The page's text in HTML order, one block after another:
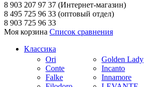
8 903 207 97 37 (Интернет-магазин)
8 495 725 96 33 (оптовый отдел)
8 903 725 96 33
Моя корзина Список сравнения
Классика
Ori
Conte
Falke
Golden Lady
Incanto
Innamore